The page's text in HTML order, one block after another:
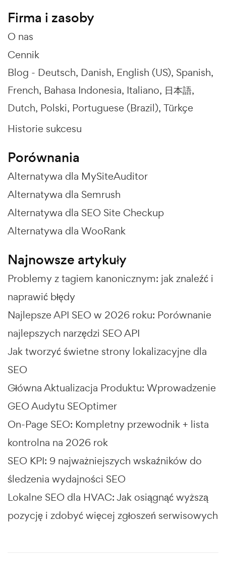
Firma i zasoby
O nas
Cennik
Blog - Deutsch Danish English (US) Spanish
French Bahasa Indonesia Italiano 日本語
Dutch Polski Portuguese (Brazil) Türkçe
Historie sukcesu
Porównania
Alternatywa dla MySiteAuditor
Alternatywa dla Semrush
Alternatywa dla SEO Site Checkup
Alternatywa dla WooRank
Najnowsze artykuły
Problemy z tagiem kanonicznym: jak znaleźć i
naprawić błędy
Najlepsze API SEO w 2026 roku: Porównanie
najlepszych narzędzi SEO API
Jak tworzyć świetne strony lokalizacyjne dla
SEO
Główna Aktualizacja Produktu: Wprowadzenie
GEO Audytu SEOptimer
On-Page SEO: Kompletny przewodnik + lista
kontrolna na 2026 rok
SEO KPI: 9 najważniejszych wskaźników do
śledzenia wydajności SEO
Lokalne SEO dla HVAC: Jak osiągnąć wyższą
pozycję i zdobyć więcej zgłoszeń serwisowych